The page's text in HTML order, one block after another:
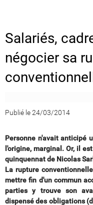
Salariés,
négocier sa
Publié le 24/03/2014
Personne n'avait anticipé
l'origine, marginal. Or, il
quinquennat de Nicolas
La rupture
mettre fin d'un commun
parties y trouve son
dispensé des obligations